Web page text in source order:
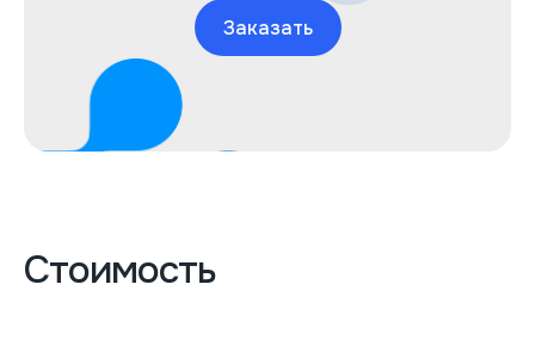
Заказать
Стоимость